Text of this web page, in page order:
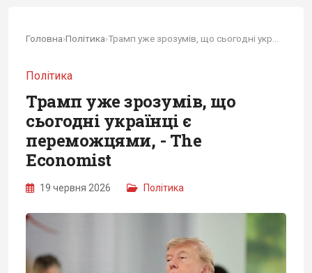
Головна›Політика›
Політика
Трамп уже зрозумів, що
сьогодні українці є
переможцями, - The
Economist
19 червня 2026 Політика